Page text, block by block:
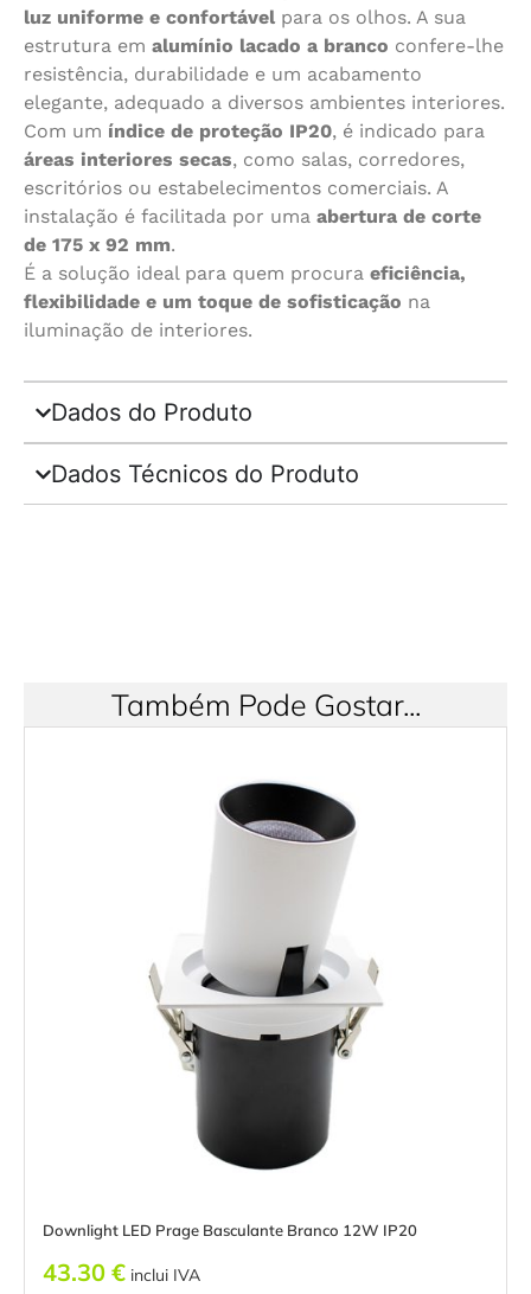
luz uniforme e confortável para os olhos. A sua
estrutura em alumínio lacado a branco confere-lhe
resistência, durabilidade e um acabamento
elegante, adequado a diversos ambientes interiores.
Com um índice de proteção IP20, é indicado para
áreas interiores secas, como salas, corredores,
escritórios ou estabelecimentos comerciais. A
instalação é facilitada por uma abertura de corte
de 175 x 92 mm.
É a solução ideal para quem procura eficiência,
flexibilidade e um toque de sofisticação na
iluminação de interiores.
Dados do Produto
Dados Técnicos do Produto
Também Pode Gostar...
Downlight LED Prage Basculante Branco 12W IP20
43.30 € inclui IVA